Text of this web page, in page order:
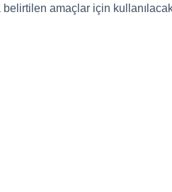
amaçlar için